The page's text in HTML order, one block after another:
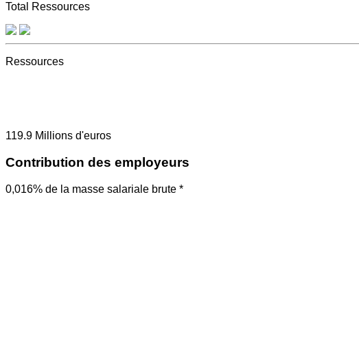
Total Ressources
Ressources
119.9 Millions d'euros
Contribution des employeurs
0,016% de la masse salariale brute *